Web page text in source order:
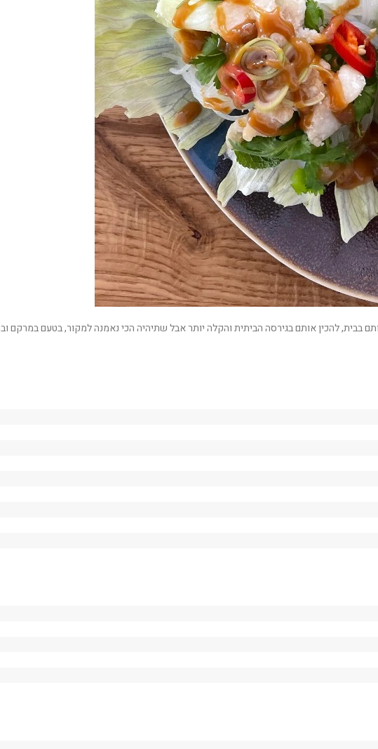
בבית, להכין אותם בגירסה הביתית והקלה יותר אבל שתיהיה הכי נאמנה למקור, בטעם